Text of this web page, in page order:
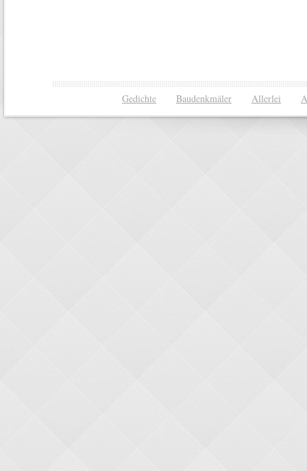
Gedichte Baudenkmäler Allerlei